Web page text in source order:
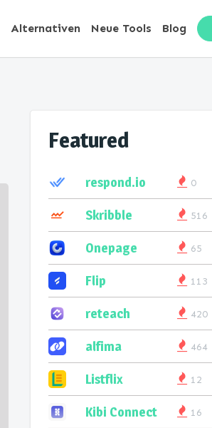
Alternativen Neue Tools Blog
Featured
respond.io 0
Skribble 516
Onepage 65
Flip 113
reteach 420
alfima 464
Listflix 12
Kibi Connect 16